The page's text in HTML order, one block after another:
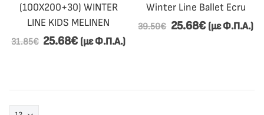
(100X200+30) WINTER
LINE KIDS MELINEN
31.85€ 25.68€ (με Φ.Π.Α.)
Winter Line Ballet Ecru
39.50€ 25.68€ (με Φ.Π.Α.)